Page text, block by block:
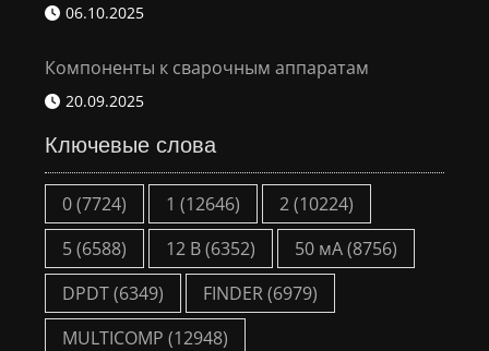
06.10.2025
Компоненты к сварочным аппаратам
20.09.2025
Ключевые слова
0(7724) 1 (12646) 2(10224)
5(6588) 12 В(6352) 50 мА(8756)
DPDT(6349) FINDER(6979)
MULTICOMP (12948)